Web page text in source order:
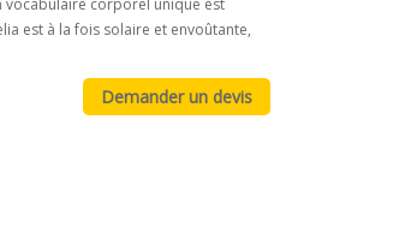
vocabulaire corporel unique est
est à la fois solaire et envoûtante,